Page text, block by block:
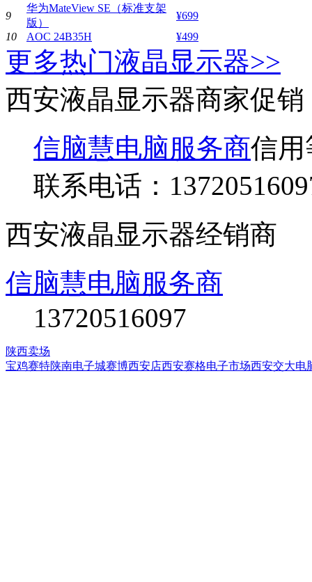
9
华为MateView SE（标准支架
版）
¥699
10
AOC 24B35H ¥499
更多热门液晶显示器>>
西安液晶显示器商家促销
信脑慧电脑服务商信用
联系电话：
西安液晶显示器经销商
信脑慧电脑服务商
13720516097
陕西卖场
宝鸡赛特陕南电子城赛博西安店西安赛格电子市场西安交大电